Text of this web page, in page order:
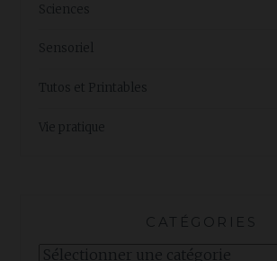
Sciences
Sensoriel
Tutos et Printables
Vie pratique
CATÉGORIES
Catégories